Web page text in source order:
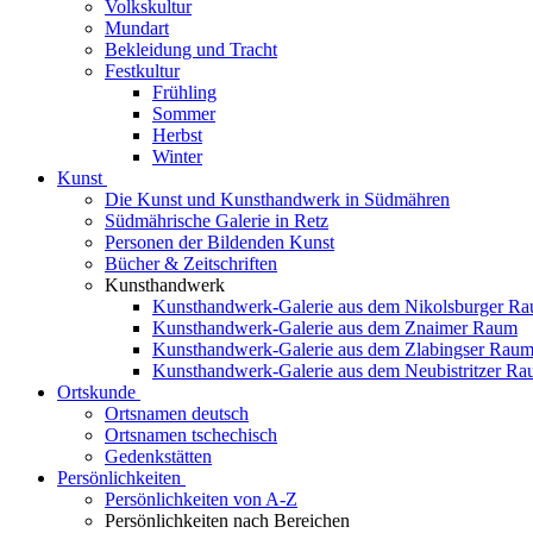
Volkskultur
Mundart
Bekleidung und Tracht
Festkultur
Frühling
Sommer
Herbst
Winter
Kunst
Die Kunst und Kunsthandwerk in Südmähren
Südmährische Galerie in Retz
Personen der Bildenden Kunst
Bücher & Zeitschriften
Kunsthandwerk
Kunsthandwerk-Galerie aus dem Nikolsburger
Kunsthandwerk-Galerie aus dem Znaimer Raum
Kunsthandwerk-Galerie aus dem Zlabingser Raum
Kunsthandwerk-Galerie aus dem Neubistritzer
Ortskunde
Ortsnamen deutsch
Ortsnamen tschechisch
Gedenkstätten
Persönlichkeiten
Persönlichkeiten von A-Z
Persönlichkeiten nach Bereichen